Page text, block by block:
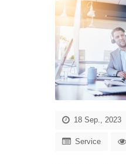
18 Sep., 2023
Service